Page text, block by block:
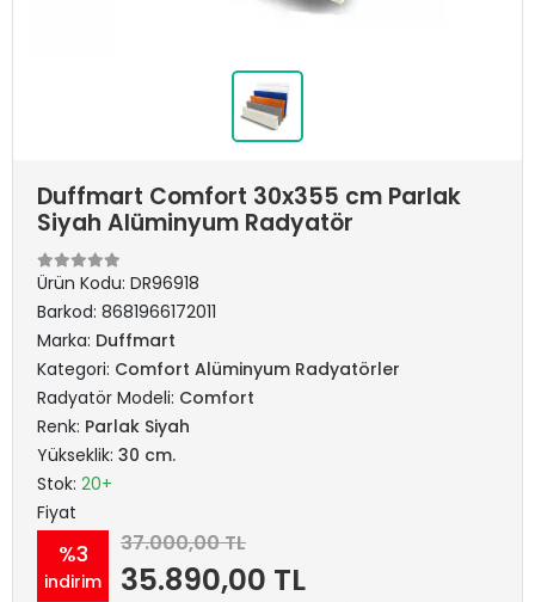
Duffmart Comfort 30x355 cm Parlak
Siyah Alüminyum Radyatör
Ürün Kodu: DR96918
Barkod: 8681966172011
Marka: Duffmart
Kategori: Comfort Alüminyum Radyatörler
Radyatör Modeli: Comfort
Renk: Parlak Siyah
Yükseklik: 30 cm.
Stok: 20+
Fiyat
%3
indirim
37.000,00 TL
35.890,00 TL